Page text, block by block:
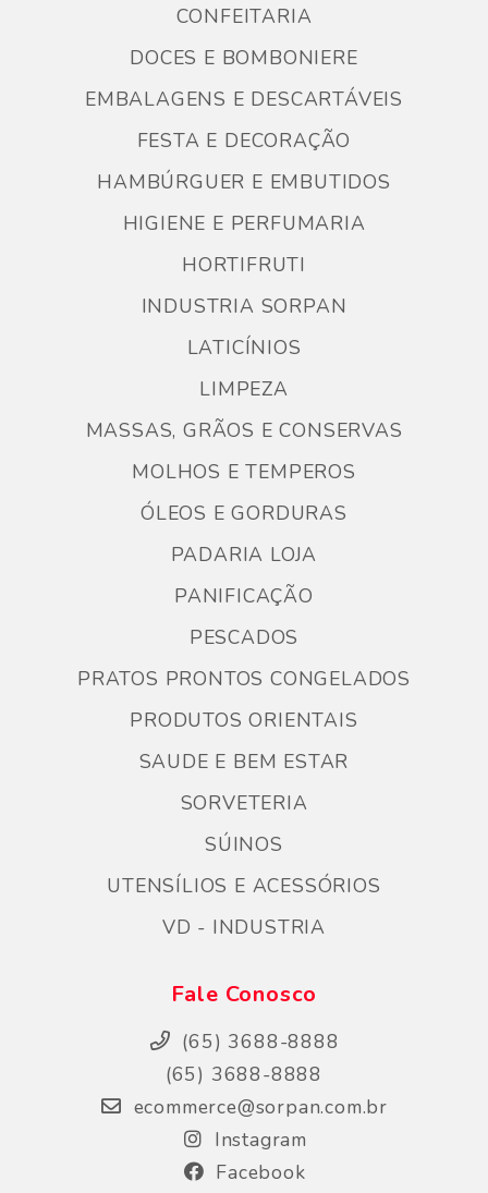
CONFEITARIA
DOCES E BOMBONIERE
EMBALAGENS E DESCARTÁVEIS
FESTA E DECORAÇÃO
HAMBÚRGUER E EMBUTIDOS
HIGIENE E PERFUMARIA
HORTIFRUTI
INDUSTRIA SORPAN
LATICÍNIOS
LIMPEZA
MASSAS, GRÃOS E CONSERVAS
MOLHOS E TEMPEROS
ÓLEOS E GORDURAS
PADARIA LOJA
PANIFICAÇÃO
PESCADOS
PRATOS PRONTOS CONGELADOS
PRODUTOS ORIENTAIS
SAUDE E BEM ESTAR
SORVETERIA
SÚINOS
UTENSÍLIOS E ACESSÓRIOS
VD - INDUSTRIA
Fale Conosco
(65) 3688-8888
(65) 3688-8888
ecommerce@sorpan.com.br
Instagram
Facebook